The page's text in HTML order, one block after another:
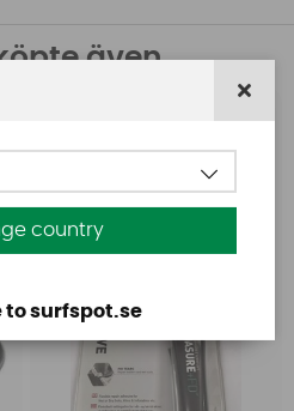
även
Aquasure FD
country
to surfspot.se